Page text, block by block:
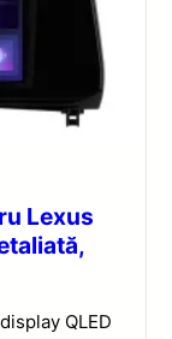
Lexus
QLED